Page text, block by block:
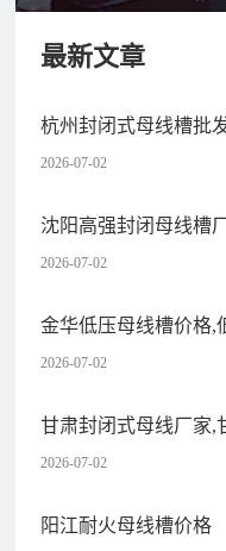
最新文章
杭州封闭式母线槽批
2026-07-02
沈阳高强封闭母线槽
2026-07-02
金华低压母线槽价格,
2026-07-02
甘肃封闭式母线厂家,
2026-07-02
阳江耐火母线槽价格